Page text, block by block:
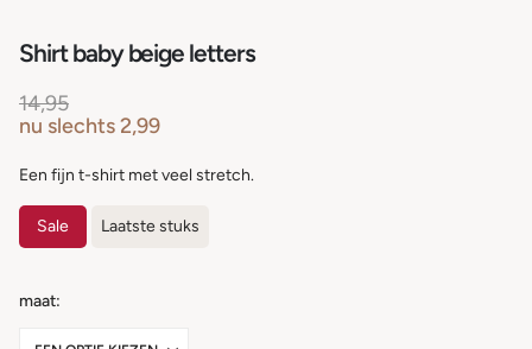
Shirt baby beige letters
14,95
nu slechts2,99
Een fijn t-shirt met veel stretch.
Sale Laatste stuks
maat